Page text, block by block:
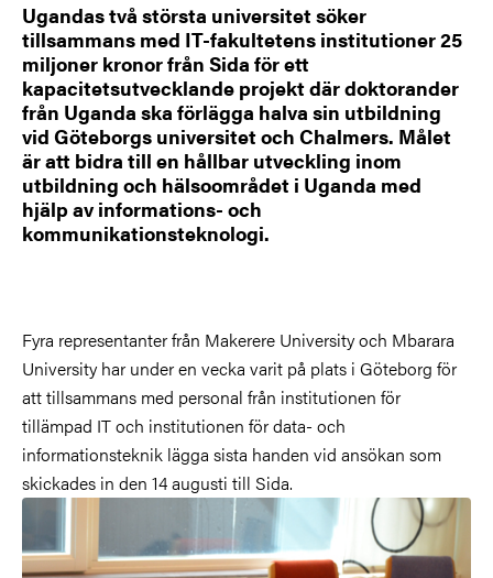
Ugandas två största universitet söker
tillsammans med IT-fakultetens institutioner 25
miljoner kronor från Sida för ett
kapacitetsutvecklande projekt där doktorander
från Uganda ska förlägga halva sin utbildning
vid Göteborgs universitet och Chalmers. Målet
är att bidra till en hållbar utveckling inom
utbildning och hälsoområdet i Uganda med
hjälp av informations- och
kommunikationsteknologi.
Fyra representanter från Makerere University och Mbarara
University har under en vecka varit på plats i Göteborg för
att tillsammans med personal från institutionen för
tillämpad IT och institutionen för data- och
informationsteknik lägga sista handen vid ansökan som
skickades in den 14 augusti till Sida.